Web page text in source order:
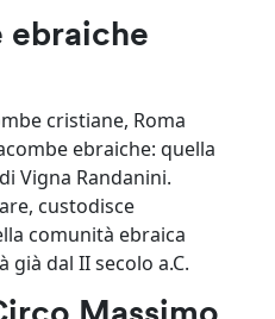
ebraiche
cristiane, Roma
ebraiche: quella
Vigna Randanini.
custodisce
comunità ebraica
dal II secolo a.C.